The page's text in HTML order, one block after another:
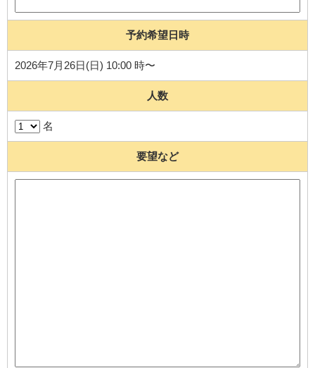
予約希望日時
2026年7月26日(日) 10:00 時〜
人数
名
要望など